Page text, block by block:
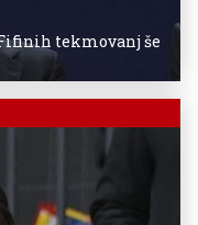
tekmovanj še